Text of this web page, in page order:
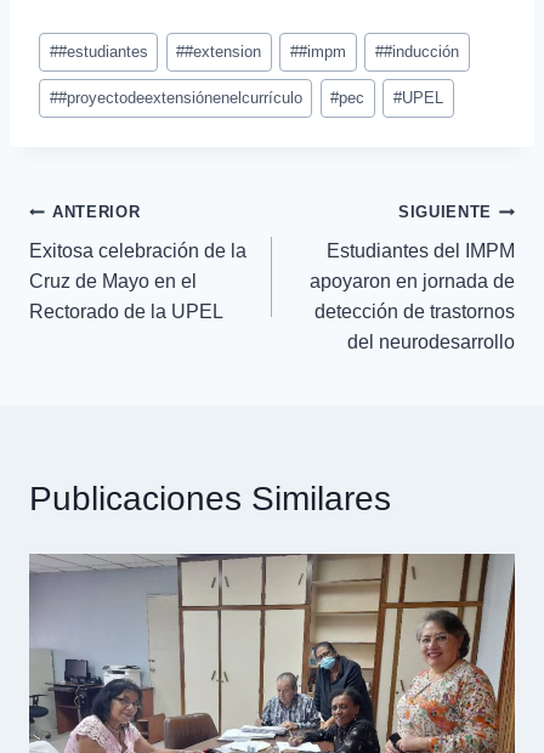
##estudiantes ##extension ##impm ##inducción
##proyectodeextensiónenelcurrículo #pec #UPEL
ANTERIOR
Exitosa celebración de la
Cruz de Mayo en el
Rectorado de la UPEL
SIGUIENTE
Estudiantes del IMPM
apoyaron en jornada de
detección de trastornos
del neurodesarrollo
Publicaciones Similares